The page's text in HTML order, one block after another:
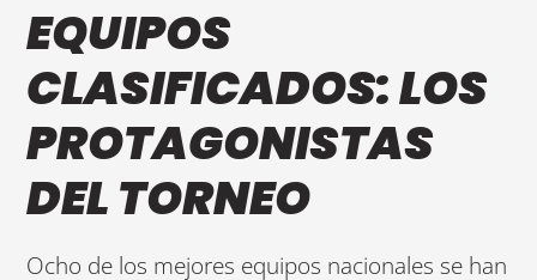
EQUIPOS
CLASIFICADOS: LOS
PROTAGONISTAS
DEL TORNEO
Ocho de los mejores equipos nacionales se han